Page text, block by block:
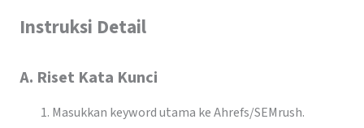
Instruksi Detail
A. Riset Kata Kunci
Masukkan keyword utama ke Ahrefs/SEMrush.